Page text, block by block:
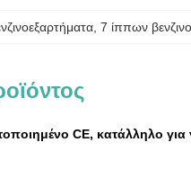
, 7 ίππων
CE, κατάλληλο